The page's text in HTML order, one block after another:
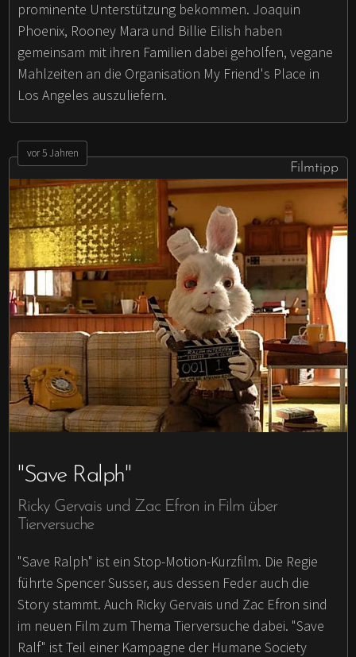
prominente Unterstützung bekommen. Joaquin
Phoenix, Rooney Mara und Billie Eilish haben
gemeinsam mit ihren Familien dabei geholfen, vegane
Mahlzeiten an die Organisation My Friend's Place in
Los Angeles auszuliefern.
vor 5 Jahren
Filmtipp
"Save Ralph"
Ricky Gervais und Zac Efron in Film über
Tierversuche
"Save Ralph" ist ein Stop-Motion-Kurzfilm. Die Regie
führte Spencer Susser, aus dessen Feder auch die
Story stammt. Auch Ricky Gervais und Zac Efron sind
im neuen Film zum Thema Tierversuche dabei. "Save
Ralf" ist Teil einer Kampagne der Humane Society